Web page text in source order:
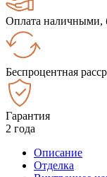
Оплата наличными,
Беспроцентная
Гарантия
2 года
Описание
Отделка